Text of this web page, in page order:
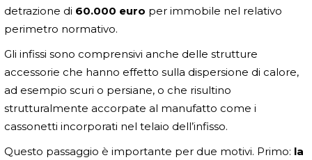
detrazione di 60.000 euro per immobile nel relativo
perimetro normativo.
Gli infissi sono comprensivi anche delle strutture
accessorie che hanno effetto sulla dispersione di calore,
ad esempio scuri o persiane, o che risultino
strutturalmente accorpate al manufatto come i
cassonetti incorporati nel telaio dell’infisso.
Questo passaggio è importante per due motivi. Primo: la